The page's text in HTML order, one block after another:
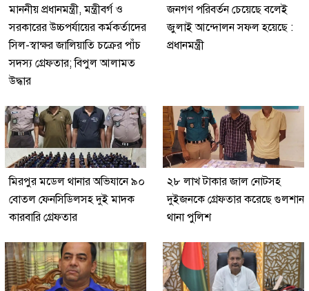
মাননীয় প্রধানমন্ত্রী, মন্ত্রীবর্গ ও
সরকারের উচ্চপর্যায়ের কর্মকর্তাদের
সিল-স্বাক্ষর জালিয়াতি চক্রের পাঁচ
সদস্য গ্রেফতার; বিপুল আলামত
উদ্ধার
জনগণ পরিবর্তন চেয়েছে বলেই
জুলাই আন্দোলন সফল হয়েছে :
প্রধানমন্ত্রী
মিরপুর মডেল থানার অভিযানে ৯০
বোতল ফেনসিডিলসহ দুই মাদক
কারবারি গ্রেফতার
২৮ লাখ টাকার জাল নোটসহ
দুইজনকে গ্রেফতার করেছে গুলশান
থানা পুলিশ